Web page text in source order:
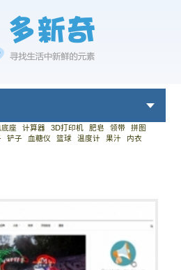
座 计算器 3D打印机 肥皂 领带
拼图
铲子 血糖仪 篮球 温度计 果汁
内衣